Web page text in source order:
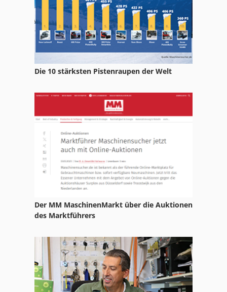
International 2674
Kreissägewelle 30 Mm
Ks 205
Längs Und Qürschneider 3022
Schaffer 9330 T
Schwenkbiegemaschine Manuell
Senk Errodiermaschine
Str 701
Die 10 stärksten Pistenraupen der Welt
Der MM MaschinenMarkt über die Auktionen
des Marktführers